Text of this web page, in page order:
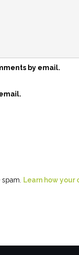
by email.
Learn how your